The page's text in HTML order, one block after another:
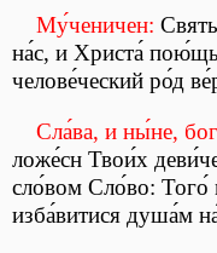
Му́ченичен:
на́с, и Христа́
челове́ческий ро́д
Сла́ва, и ны́не,
ложе́сн Твои́х
сло́вом Сло́во: Того́
изба́витися душа́м